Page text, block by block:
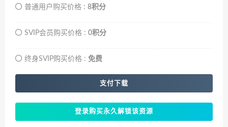
普通用户购买价格 : 8积分
SVIP会员购买价格 : 0积分
终身SVIP购买价格 : 免费
支付下载
登录购买永久解锁该资源